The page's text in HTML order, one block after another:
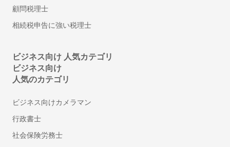
遺産相続手続き代行に強い行政書士
許認可に強い行政書士
建設業許可の申請に強い行政書士
ビザ申請代行・入管業務代行に強い行政書士
古物商許可申請代行の行政書士
自動車の名義・住所変更代行に強い行政書士
永住許可申請の行政書士
顧問税理士
相続税申告に強い税理士
ビジネス向け 人気カテゴリ
ビジネス向け
人気のカテゴリ
ビジネス向けカメラマン
行政書士
社会保険労務士